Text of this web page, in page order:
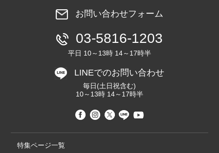
お問い合わせフォーム
03-5816-1203
平日 10～13時 14～17時半
LINEでのお問い合わせ
毎日(土日祝含む)
10～13時 14～17時半
特集ページ一覧